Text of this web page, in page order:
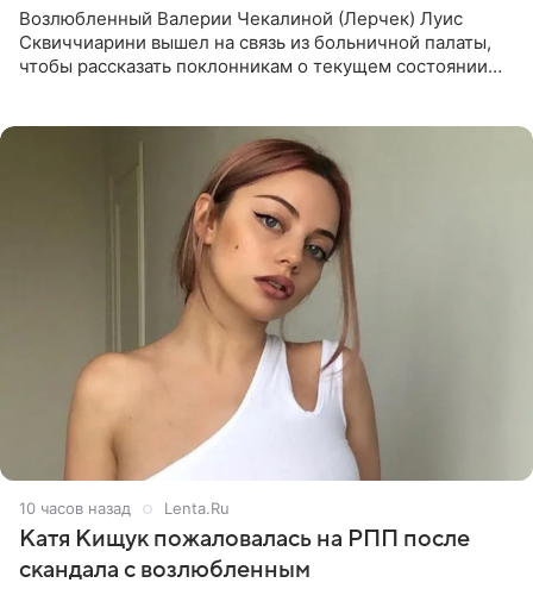
Возлюбленный Валерии Чекалиной (Лерчек) Луис
Сквиччиарини вышел на связь из больничной палаты,
чтобы рассказать поклонникам о текущем состоянии
10 часов назад Lenta.Ru
Катя Кищук пожаловалась на РПП после
скандала с возлюбленным